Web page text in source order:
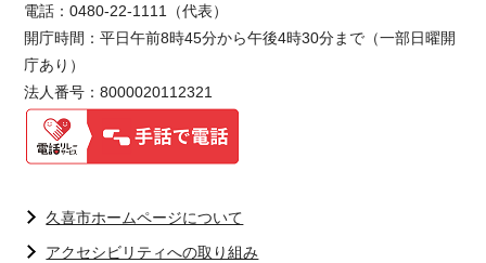
電話：0480-22-1111（代表）
開庁時間：平日午前8時45分から午後4時30分まで（一部日曜開
庁あり）
法人番号：8000020112321
久喜市ホームページについて
アクセシビリティへの取り組み